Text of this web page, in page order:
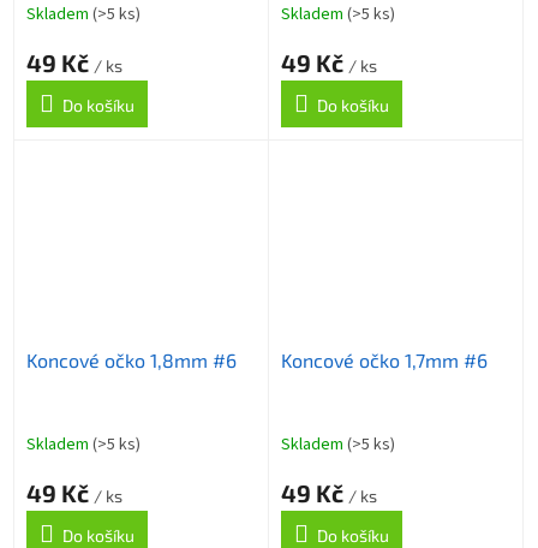
Skladem (>5 ks)
49 Kč / ks
Do košíku
Skladem (>5 ks)
49 Kč / ks
Do košíku
Koncové očko 1,8mm #6
Skladem (>5 ks)
49 Kč / ks
Do košíku
Koncové očko 1,7mm #6
Skladem (>5 ks)
49 Kč / ks
Do košíku